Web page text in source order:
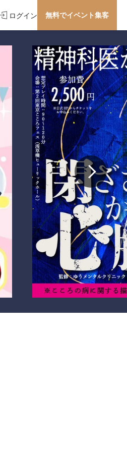
ログイン 無料でイベント集客